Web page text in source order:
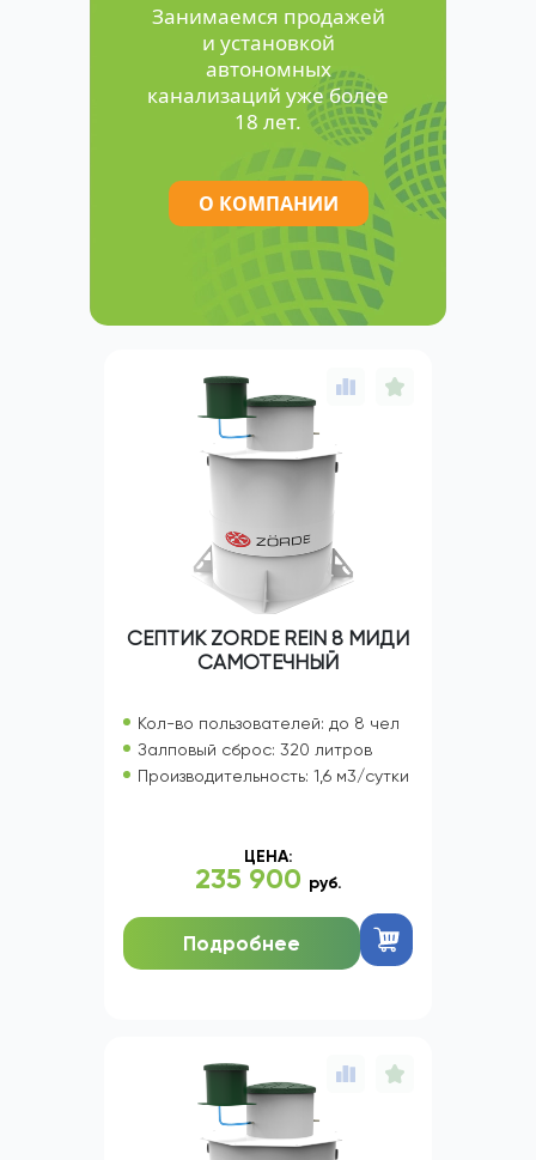
Занимаемся продажей
и установкой
автономных
канализаций уже более
18 лет.
О КОМПАНИИ
СЕПТИК ZORDE REIN 8 МИДИ
САМОТЕЧНЫЙ
Кол-во пользователей: до 8 чел
Залповый сброс: 320 литров
Производительность: 1,6 м3/сутки
ЦЕНА:
235 900 руб.
Подробнее